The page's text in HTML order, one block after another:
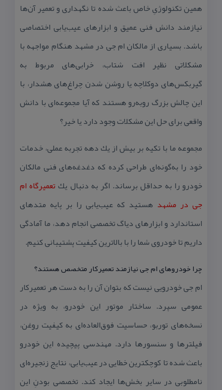
همین تكنولوژیِ خاص باعث شده تا نگهداری و تعمیر آن‌ها
نیازمند دانش فنی عمیق و ابزارهای عیب‌یابی اختصاصی
باشد. بسیاری از مالكان ام جی در مشهد هنگام مواجهه با
مشكلاتی نظیر افت شتاب، خرابی‌های مربوط به
گیربكس‌های دوكلاچه یا روشن شدن چراغ‌های هشدار، با
این چالش بزرگ روبه‌رو هستند كه آیا مجموعه‌ای با دانش
واقعی برای حل این مشكلات وجود دارد یا خیر؟
مجموعه ما با تكیه بر بیش از یك دهه تجربه عملی، خدمات
خود را به‌گونه‌ای طراحی كرده كه دغدغه‌های فنی مالكان
خودرو را به حداقل برساند. اگر به دنبال یكتعمیرگاه ام
جی در مشهد هستید كه عیب‌یابی را بر پایه متدهای
استاندارد و ابزارهای دیاگ تخصصی انجام دهد، ما آمادگی
داریم تا خودروی شما را با بالاترین كیفیت پشتیبانی كنیم.
چرا خودروهای ام جی نیازمند تعمیركار متخصص هستند؟
ام جی خودرویی نیست كه بتوان آن را به دست هر تعمیركار
عمومی سپرد. ساختار موتور این خودرو، به ویژه در
نسخه‌های توربو، حساسیت فوق‌العاده‌ای به كیفیت روغن،
فیلترها و سنسورها دارد. مهندسی پیچیده این خودرو
باعث شده تا كوچكترین خطایی در عیب‌یابی، نتایج زنجیره‌ای
نامطلوبی در سایر بخش‌ها ایجاد كند. تخصصی بودنِ این